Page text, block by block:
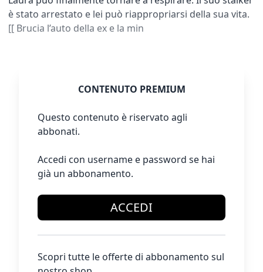
è stato arrestato e lei può riappropriarsi della sua vita.
[[ Brucia l’auto della ex e la min
CONTENUTO PREMIUM
Questo contenuto è riservato agli
abbonati.
Accedi con username e password se hai
già un abbonamento.
ACCEDI
Scopri tutte le offerte di abbonamento sul